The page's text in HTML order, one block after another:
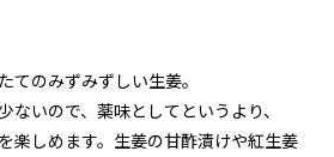
てのみずみずしい生姜。
ないので、薬味としてというより、
楽しめます。生姜の甘酢漬けや紅生姜